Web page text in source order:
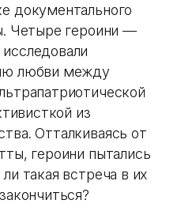
документального
Четыре героини —
любви между
из
Отталкиваясь от
героини пытались
такая встреча в их